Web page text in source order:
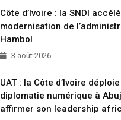
Côte d’Ivoire : la SNDI
modernisation de
Hambol
3 août 2026
UAT : la Côte d’Ivoire
diplomatie numérique à
affirmer son leadership